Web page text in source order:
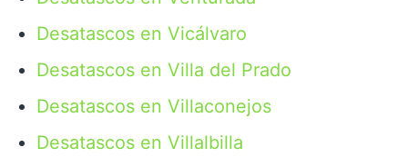
Desatascos en Vicálvaro
Desatascos en Villa del Prado
Desatascos en Villaconejos
Desatascos en Villalbilla